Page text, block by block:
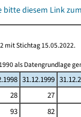
diesem Link
mit Stichtag 15.05.2022.
als Datengrundlage
31.12.1999
28 27
93 82